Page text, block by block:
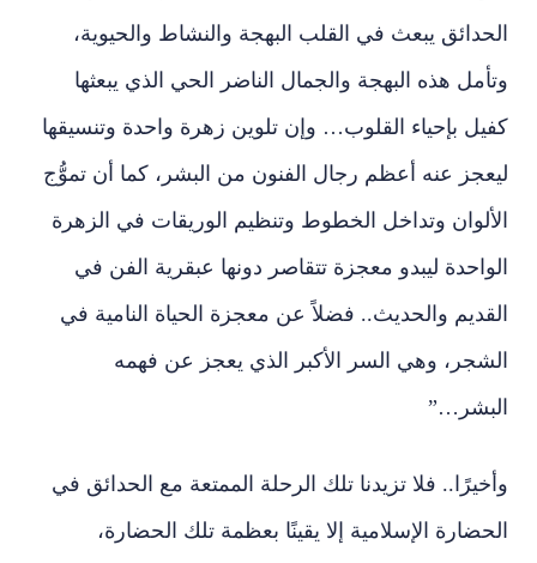
الحدائق يبعث في القلب البهجة والنشاط والحيوية،
وتأمل هذه البهجة والجمال الناضر الحي الذي يبعثها
كفيل بإحياء القلوب… وإن تلوين زهرة واحدة وتنسيقها
ليعجز عنه أعظم رجال الفنون من البشر، كما أن تموُّج
الألوان وتداخل الخطوط وتنظيم الوريقات في الزهرة
الواحدة ليبدو معجزة تتقاصر دونها عبقرية الفن في
القديم والحديث.. فضلاً عن معجزة الحياة النامية في
الشجر، وهي السر الأكبر الذي يعجز عن فهمه
البشر…”
وأخيرًا.. فلا تزيدنا تلك الرحلة الممتعة مع الحدائق في
الحضارة الإسلامية إلا يقينًا بعظمة تلك الحضارة،